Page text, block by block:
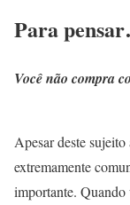
Para
Você não compra
Apesar deste
extremamente
importante. Quando